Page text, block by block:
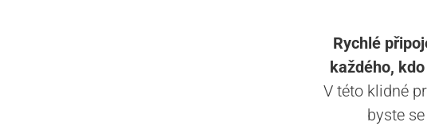
Rychlé
každého,
V této klidné
byste